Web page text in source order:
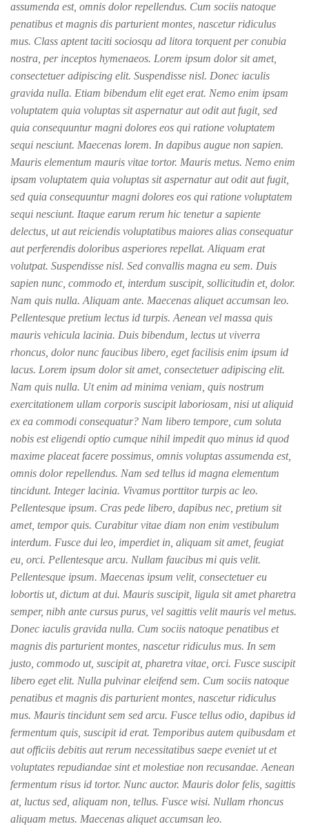
assumenda est, omnis dolor repellendus. Cum sociis natoque
penatibus et magnis dis parturient montes, nascetur ridiculus
mus. Class aptent taciti sociosqu ad litora torquent per conubia
nostra, per inceptos hymenaeos. Lorem ipsum dolor sit amet,
consectetuer adipiscing elit. Suspendisse nisl. Donec iaculis
gravida nulla. Etiam bibendum elit eget erat. Nemo enim ipsam
voluptatem quia voluptas sit aspernatur aut odit aut fugit, sed
quia consequuntur magni dolores eos qui ratione voluptatem
sequi nesciunt. Maecenas lorem. In dapibus augue non sapien.
Mauris elementum mauris vitae tortor. Mauris metus. Nemo enim
ipsam voluptatem quia voluptas sit aspernatur aut odit aut fugit,
sed quia consequuntur magni dolores eos qui ratione voluptatem
sequi nesciunt. Itaque earum rerum hic tenetur a sapiente
delectus, ut aut reiciendis voluptatibus maiores alias consequatur
aut perferendis doloribus asperiores repellat. Aliquam erat
volutpat. Suspendisse nisl. Sed convallis magna eu sem. Duis
sapien nunc, commodo et, interdum suscipit, sollicitudin et, dolor.
Nam quis nulla. Aliquam ante. Maecenas aliquet accumsan leo.
Pellentesque pretium lectus id turpis. Aenean vel massa quis
mauris vehicula lacinia. Duis bibendum, lectus ut viverra
rhoncus, dolor nunc faucibus libero, eget facilisis enim ipsum id
lacus. Lorem ipsum dolor sit amet, consectetuer adipiscing elit.
Nam quis nulla. Ut enim ad minima veniam, quis nostrum
exercitationem ullam corporis suscipit laboriosam, nisi ut aliquid
ex ea commodi consequatur? Nam libero tempore, cum soluta
nobis est eligendi optio cumque nihil impedit quo minus id quod
maxime placeat facere possimus, omnis voluptas assumenda est,
omnis dolor repellendus. Nam sed tellus id magna elementum
tincidunt. Integer lacinia. Vivamus porttitor turpis ac leo.
Pellentesque ipsum. Cras pede libero, dapibus nec, pretium sit
amet, tempor quis. Curabitur vitae diam non enim vestibulum
interdum. Fusce dui leo, imperdiet in, aliquam sit amet, feugiat
eu, orci. Pellentesque arcu. Nullam faucibus mi quis velit.
Pellentesque ipsum. Maecenas ipsum velit, consectetuer eu
lobortis ut, dictum at dui. Mauris suscipit, ligula sit amet pharetra
semper, nibh ante cursus purus, vel sagittis velit mauris vel metus.
Donec iaculis gravida nulla. Cum sociis natoque penatibus et
magnis dis parturient montes, nascetur ridiculus mus. In sem
justo, commodo ut, suscipit at, pharetra vitae, orci. Fusce suscipit
libero eget elit. Nulla pulvinar eleifend sem. Cum sociis natoque
penatibus et magnis dis parturient montes, nascetur ridiculus
mus. Mauris tincidunt sem sed arcu. Fusce tellus odio, dapibus id
fermentum quis, suscipit id erat. Temporibus autem quibusdam et
aut officiis debitis aut rerum necessitatibus saepe eveniet ut et
voluptates repudiandae sint et molestiae non recusandae. Aenean
fermentum risus id tortor. Nunc auctor. Mauris dolor felis, sagittis
at, luctus sed, aliquam non, tellus. Fusce wisi. Nullam rhoncus
aliquam metus. Maecenas aliquet accumsan leo.